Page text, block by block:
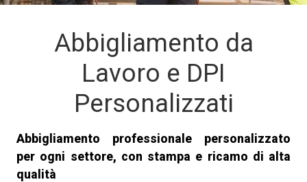
Abbigliamento da
Lavoro e DPI
Personalizzati
Abbigliamento professionale personalizzato
per ogni settore, con stampa e ricamo di alta
qualità